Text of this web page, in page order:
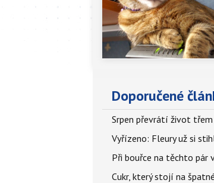
Doporučené
Srpen převrátí život třem
Vyřízeno: Fleury už si
Při bouřce na těchto pár
Cukr, který stojí na